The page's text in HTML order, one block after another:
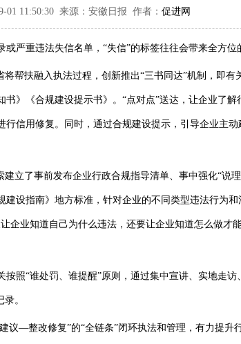
01 11:50:30 来源：安徽日报 作者： 促进网
重违法失信名单，“失信”的标签往往会带来全方位
扶融入执法过程，创新推出“三书同达”机制，即有
》《合规建设提示书》。“点对点”送达，让企业了解
信用修复。同时，通过合规建设提示，引导企业主
了事前发布企业行政合规指导清单、事中强化“说
设指南》地方标准，针对企业的不同类型违法行为和
企业知道自己为什么违法，还要让企业知道怎么做才
“谁处罚、谁提醒”原则，通过集中宣讲、实地走访
。
—整改修复”的“全链条”闭环执法和管理，有力提升